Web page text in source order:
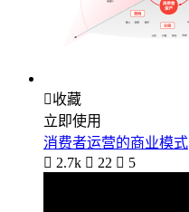
收藏
立即使用
消费者运营的商业模式
 2.7k  22  5